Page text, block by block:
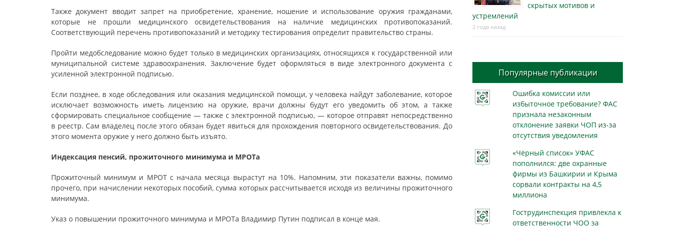
Также документ вводит запрет на приобретение, хранение, ношение и использование оружия гражданами,
которые не прошли медицинского освидетельствования на наличие медицинских противопоказаний.
Соответствующий перечень противопоказаний и методику тестирования определит правительство страны.
Пройти медобследование можно будет только в медицинских организациях, относящихся к государственной или
муниципальной системе здравоохранения. Заключение будет оформляться в виде электронного документа с
усиленной электронной подписью.
Если позднее, в ходе обследования или оказания медицинской помощи, у человека найдут заболевание, которое
исключает возможность иметь лицензию на оружие, врачи должны будут его уведомить об этом, а также
сформировать специальное сообщение — также с электронной подписью, — которое отправят непосредственно
в реестр. Сам владелец после этого обязан будет явиться для прохождения повторного освидетельствования. До
этого момента оружие у него должно быть изъято.
Индексация пенсий, прожиточного минимума и МРОТа
Прожиточный минимум и МРОТ с начала месяца вырастут на 10%. Напомним, эти показатели важны, помимо
прочего, при начислении некоторых пособий, сумма которых рассчитывается исходя из величины прожиточного
минимума.
Указ о повышении прожиточного минимума и МРОТа Владимир Путин подписал в конце мая.
скрытых мотивов и
устремлений
2 года назад
Популярные публикации
Ошибка комиссии или
избыточное требование? ФАС
признала незаконным
отклонение заявки ЧОП из-за
отсутствия уведомления
«Чёрный список» УФАС
пополнился: две охранные
фирмы из Башкирии и Крыма
сорвали контракты на 4,5
миллиона
Гострудинспекция привлекла к
ответственности ЧОО за